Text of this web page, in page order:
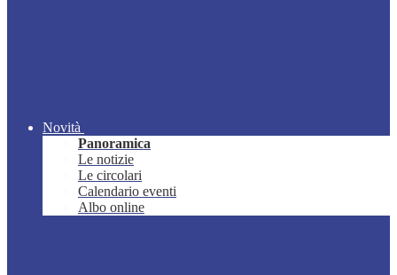
Novità
Panoramica
Le notizie
Le circolari
Calendario eventi
Albo online